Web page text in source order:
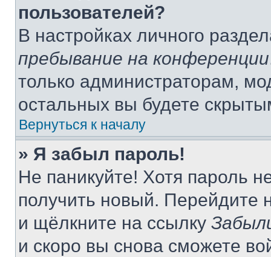
пользователей?
В настройках личного
пребывание на конференции
только администраторам,
остальных вы будете
Вернуться к началу
» Я забыл пароль!
Не паникуйте! Хотя пароль
получить новый. Перейдите
и щёлкните на ссылку
и скоро вы снова сможете